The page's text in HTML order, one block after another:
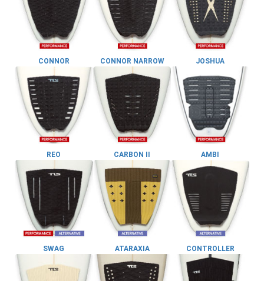
CONNOR CONNOR NARROW JOSHUA
REO CARBON II AMBI
SWAG ATARAXIA CONTROLLER